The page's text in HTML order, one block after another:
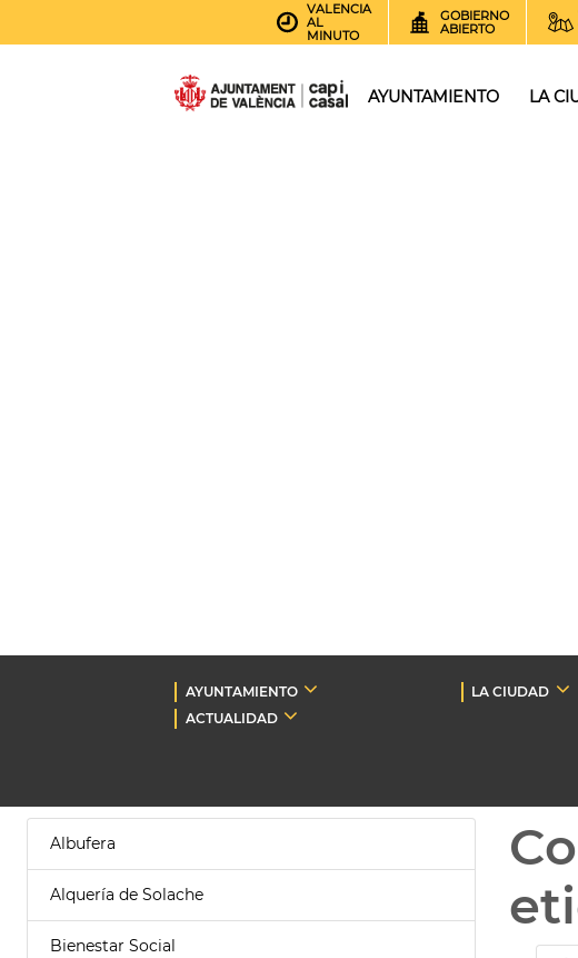
VALENCIA
AL
MINUTO
GOBIERNO
ABIERTO
AYUNTAMIENTO LA
AYUNTAMIENTO LA CIUDAD
ACTUALIDAD
Albufera
Alquería de Solache
Bienestar Social